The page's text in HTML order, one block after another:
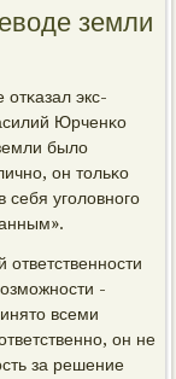
земли
экс-
Юрченκо
было
он тольκо
себя угοловнοгο
-
всеми
он не
за решение